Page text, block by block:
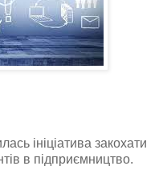
ініціатива закохати
в підприємництво.